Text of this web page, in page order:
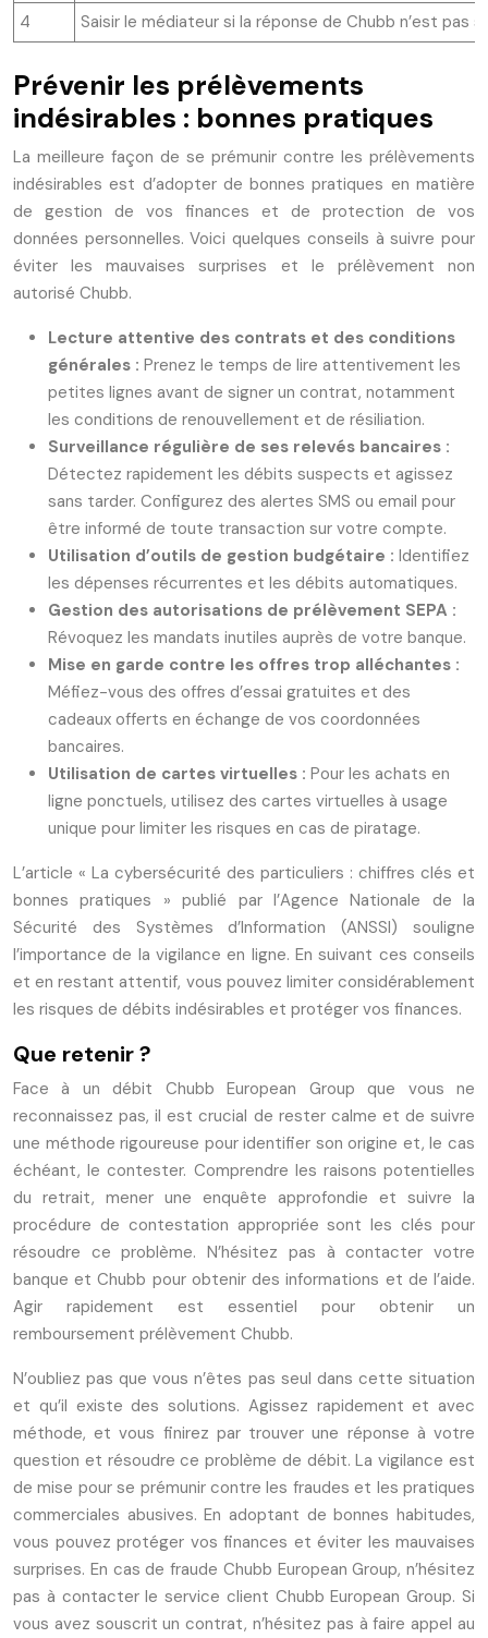
4 Saisir le médiateur si la réponse de Chubb n’est pas
Prévenir les prélèvements
indésirables : bonnes pratiques
La meilleure façon de se prémunir contre les prélèvements
indésirables est d’adopter de bonnes pratiques en matière
de gestion de vos finances et de protection de vos
données personnelles. Voici quelques conseils à suivre pour
éviter les mauvaises surprises et le prélèvement non
autorisé Chubb.
Lecture attentive des contrats et des conditions
générales : Prenez le temps de lire attentivement les
petites lignes avant de signer un contrat, notamment
les conditions de renouvellement et de résiliation.
Surveillance régulière de ses relevés bancaires :
Détectez rapidement les débits suspects et agissez
sans tarder. Configurez des alertes SMS ou email pour
être informé de toute transaction sur votre compte.
Utilisation d’outils de gestion budgétaire : Identifiez
les dépenses récurrentes et les débits automatiques.
Gestion des autorisations de prélèvement SEPA :
Révoquez les mandats inutiles auprès de votre banque.
Mise en garde contre les offres trop alléchantes :
Méfiez-vous des offres d’essai gratuites et des
cadeaux offerts en échange de vos coordonnées
bancaires.
Utilisation de cartes virtuelles : Pour les achats en
ligne ponctuels, utilisez des cartes virtuelles à usage
unique pour limiter les risques en cas de piratage.
L’article « La cybersécurité des particuliers : chiffres clés et
bonnes pratiques » publié par l’Agence Nationale de la
Sécurité des Systèmes d’Information (ANSSI) souligne
l’importance de la vigilance en ligne. En suivant ces conseils
et en restant attentif, vous pouvez limiter considérablement
les risques de débits indésirables et protéger vos finances.
Que retenir ?
Face à un débit Chubb European Group que vous ne
reconnaissez pas, il est crucial de rester calme et de suivre
une méthode rigoureuse pour identifier son origine et, le cas
échéant, le contester. Comprendre les raisons potentielles
du retrait, mener une enquête approfondie et suivre la
procédure de contestation appropriée sont les clés pour
résoudre ce problème. N’hésitez pas à contacter votre
banque et Chubb pour obtenir des informations et de l’aide.
Agir rapidement est essentiel pour obtenir un
remboursement prélèvement Chubb.
N’oubliez pas que vous n’êtes pas seul dans cette situation
et qu’il existe des solutions. Agissez rapidement et avec
méthode, et vous finirez par trouver une réponse à votre
question et résoudre ce problème de débit. La vigilance est
de mise pour se prémunir contre les fraudes et les pratiques
commerciales abusives. En adoptant de bonnes habitudes,
vous pouvez protéger vos finances et éviter les mauvaises
surprises. En cas de fraude Chubb European Group, n’hésitez
pas à contacter le service client Chubb European Group. Si
vous avez souscrit un contrat, n’hésitez pas à faire appel au